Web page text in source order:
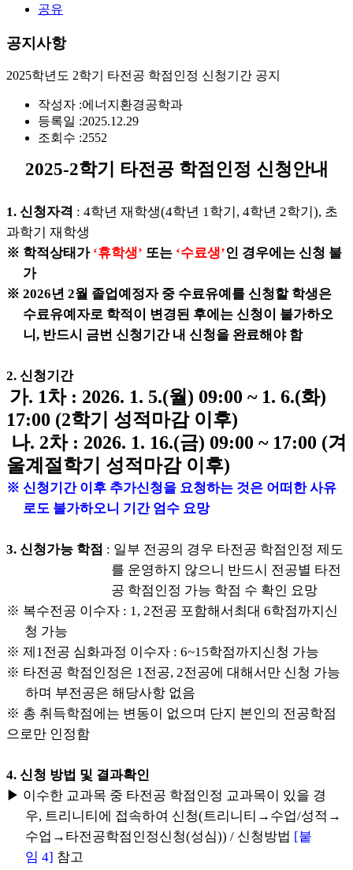
공유
공지사항
2025학년도 2학기 타전공 학점인정 신청기간 공지
작성자 :에너지환경공학과
등록일 :2025.12.29
조회수 :2552
2025-2학기 타전공 학점인정 신청안내
1. 신청자격 : 4학년 재학생(4학년 1학기, 4학년 2학기), 초
과학기 재학생
※ 학적상태가 ‘휴학생’ 또는 ‘수료생’인 경우에는 신청 불
가
※ 2026년 2월 졸업예정자 중 수료유예를 신청할 학생은
수료유예자로 학적이 변경된 후에는 신청이 불가하오
니, 반드시 금번 신청기간 내 신청을 완료해야 함
2. 신청기간
가. 1차 : 2026. 1. 5.(월) 09:00 ~ 1. 6.(화)
17:00 (2학기 성적마감 이후)
나. 2차 : 2026. 1. 16.(금) 09:00 ~ 17:00 (겨
울계절학기 성적마감 이후)
※ 신청기간 이후 추가신청을 요청하는 것은 어떠한 사유
로도 불가하오니 기간 엄수 요망
3. 신청가능 학점 : 일부 전공의 경우 타전공 학점인정 제도
를 운영하지 않으니 반드시 전공별 타전
공 학점인정 가능 학점 수 확인 요망
※ 복수전공 이수자 : 1, 2전공 포함해서최대 6학점까지신
청 가능
※ 제1전공 심화과정 이수자 : 6~15학점까지신청 가능
※ 타전공 학점인정은 1전공, 2전공에 대해서만 신청 가능
하며 부전공은 해당사항 없음
※ 총 취득학점에는 변동이 없으며 단지 본인의 전공학점
으로만 인정함
4. 신청 방법 및 결과확인
▶ 이수한 교과목 중 타전공 학점인정 교과목이 있을 경
우, 트리니티에 접속하여 신청(트리니티→수업/성적→
수업→타전공학점인정신청(성심)) / 신청방법 [붙
임 4] 참고